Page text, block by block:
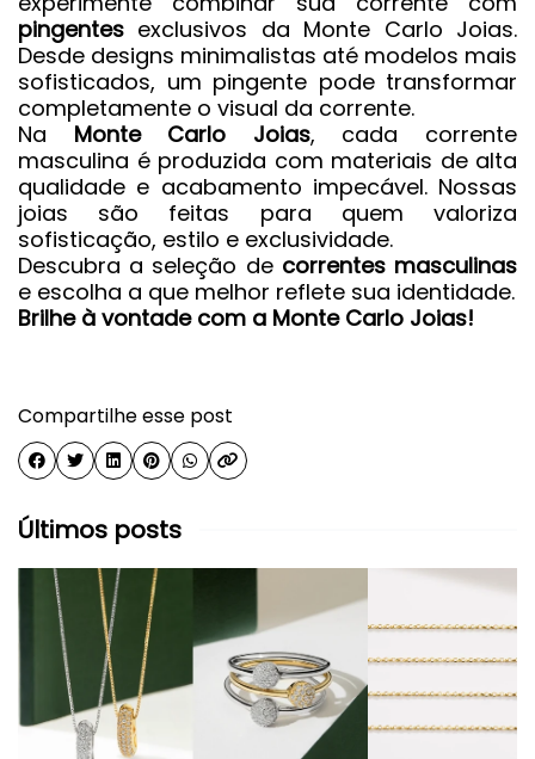
pingentes exclusivos da Monte Carlo Joias.
Desde designs minimalistas até modelos mais
sofisticados, um pingente pode transformar
completamente o visual da corrente.
Na Monte Carlo Joias, cada corrente
masculina é produzida com materiais de alta
qualidade e acabamento impecável. Nossas
joias são feitas para quem valoriza
sofisticação, estilo e exclusividade.
Descubra a seleção de correntes masculinas
e escolha a que melhor reflete sua identidade.
Brilhe à vontade com a Monte Carlo Joias!
Compartilhe esse post
Últimos posts